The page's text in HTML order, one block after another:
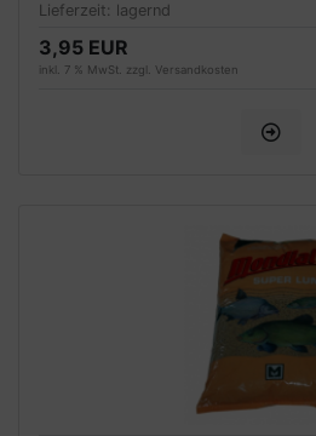
Lieferzeit: lagernd
3,95 EUR
inkl. 7 % MwSt. zzgl. Versandkosten